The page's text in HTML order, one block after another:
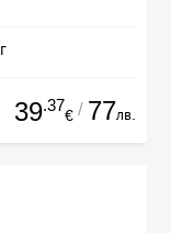
39.37
€ / 77лв.